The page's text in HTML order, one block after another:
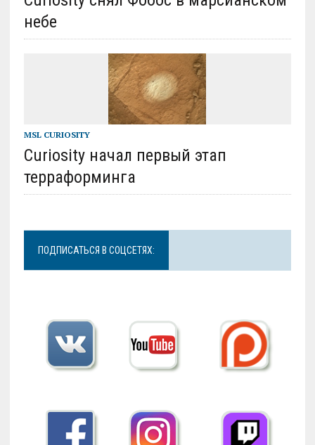
небе
MSL CURIOSITY
Curiosity начал первый этап
терраформинга
ПОДПИСАТЬСЯ В СОЦСЕТЯХ: